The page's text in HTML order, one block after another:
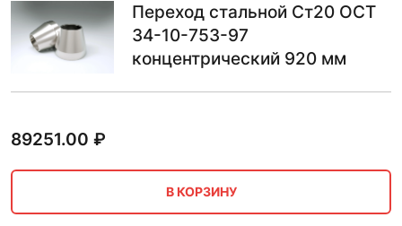
Переход стальной Ст20 ОСТ
34-10-753-97
концентрический 920 мм
89251.00 ₽
В КОРЗИНУ